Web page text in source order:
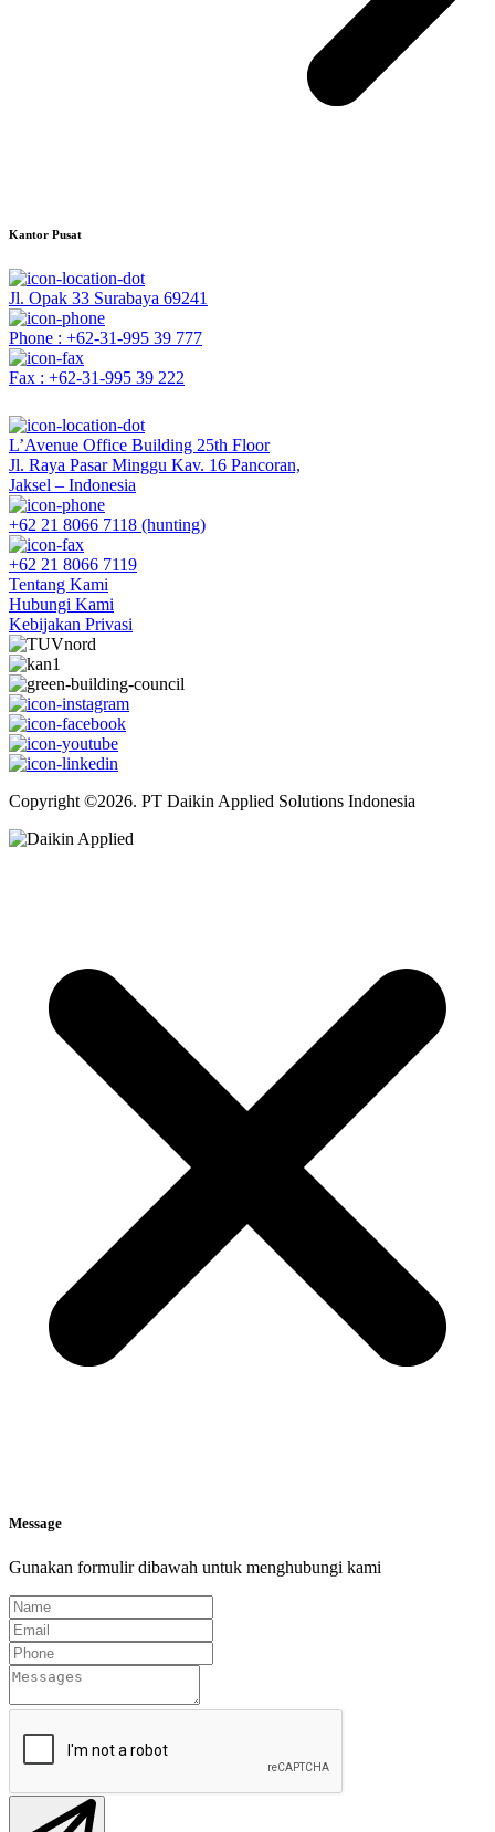
Kantor Pusat
Jl. Opak 33 Surabaya 69241
Phone : +62-31-995 39 777
Fax : +62-31-995 39 222
L’Avenue Office Building 25th Floor
Jl. Raya Pasar Minggu Kav. 16 Pancoran,
Jaksel – Indonesia
+62 21 8066 7118 (hunting)
+62 21 8066 7119
Tentang Kami
Hubungi Kami
Kebijakan Privasi
Copyright ©2026. PT Daikin Applied Solutions Indonesia
Message
Gunakan formulir dibawah untuk menghubungi kami